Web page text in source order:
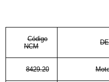
Código
NCM
8429.20